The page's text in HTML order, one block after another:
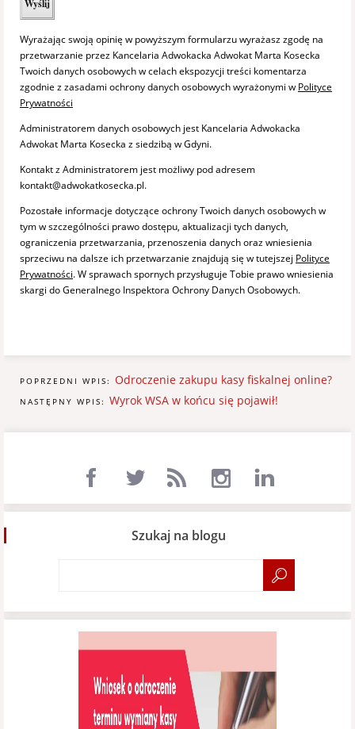
Wyrażając swoją opinię w powyższym formularzu wyrażasz zgodę na
przetwarzanie przez Kancelaria Adwokacka Adwokat Marta Kosecka
Twoich danych osobowych w celach ekspozycji treści komentarza
zgodnie z zasadami ochrony danych osobowych wyrażonymi w Polityce
Prywatności
Administratorem danych osobowych jest Kancelaria Adwokacka
Adwokat Marta Kosecka z siedzibą w Gdyni.
Kontakt z Administratorem jest możliwy pod adresem
kontakt@adwokatkosecka.pl.
Pozostałe informacje dotyczące ochrony Twoich danych osobowych w
tym w szczególności prawo dostępu, aktualizacji tych danych,
ograniczenia przetwarzania, przenoszenia danych oraz wniesienia
sprzeciwu na dalsze ich przetwarzanie znajdują się w tutejszej Polityce
Prywatności. W sprawach spornych przysługuje Tobie prawo wniesienia
skargi do Generalnego Inspektora Ochrony Danych Osobowych.
POPRZEDNI WPIS: Odroczenie zakupu kasy fiskalnej online?
NASTĘPNY WPIS: Wyrok WSA w końcu się pojawił!
Szukaj na blogu